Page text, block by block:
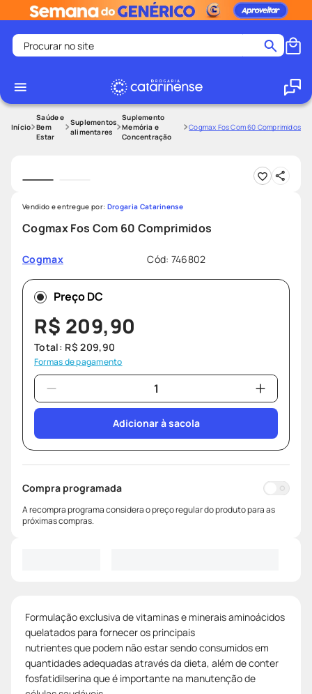
Procurar no site
1
medley
fralda
5º
shampoo
6º
tadalafila
7º
lenço umedecido
º protetor solar
Saúde e
Bem
Estar
Suplementos
alimentares
Suplemento
Memória e
Concentração
Cogmax Fos Com 60 Comprimidos
Cogmax Fos Com 60 Comprimidos
Cogmax Cód: 746802
Vendido e entregue por: Drogaria Catarinense
Preço DC
R$ 209,90
Total: R$ 209,90
Formas de pagamento
Adicionar à sacola
Compra programada
A recompra programa considera o preço regular do produto para as
próximas compras.
Formulação exclusiva de vitaminas e minerais aminoácidos
quelatados para fornecer os principais
nutrientes que podem não estar sendo consumidos em
quantidades adequadas através da dieta, além de conter
fosfatidilserina que é importante na manutenção de